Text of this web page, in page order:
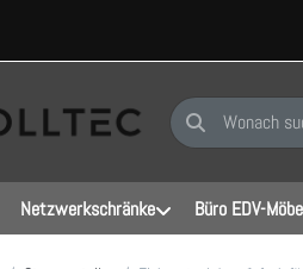
Geben Sie einen
Netzwerkschränke Büro EDV-